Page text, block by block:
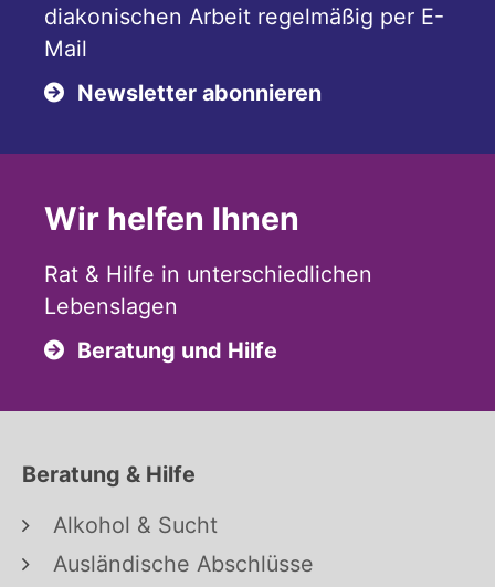
diakonischen Arbeit regelmäßig per E-
Mail
Newsletter abonnieren
Wir helfen Ihnen
Rat & Hilfe in unterschiedlichen
Lebenslagen
Beratung und Hilfe
Beratung & Hilfe
Alkohol & Sucht
Ausländische Abschlüsse